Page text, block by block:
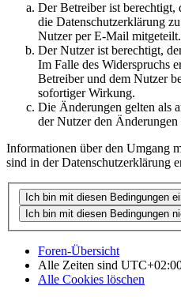
Der Betreiber ist berechtigt,
die Datenschutzerklärung
Nutzer per E-Mail mitgeteilt.
Der Nutzer ist berechtigt,
Im Falle des Widerspruchs
Betreiber und dem Nutzer
sofortiger Wirkung.
Die Änderungen gelten als
der Nutzer den Änderungen
Informationen über den Umgang
sind in der Datenschutzerklärung
Foren-Übersicht
Alle Zeiten sind
Alle Cookies löschen